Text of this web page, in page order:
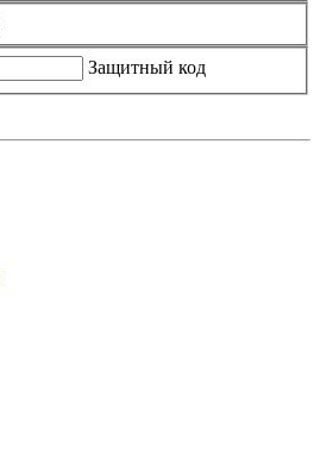
Защитный код